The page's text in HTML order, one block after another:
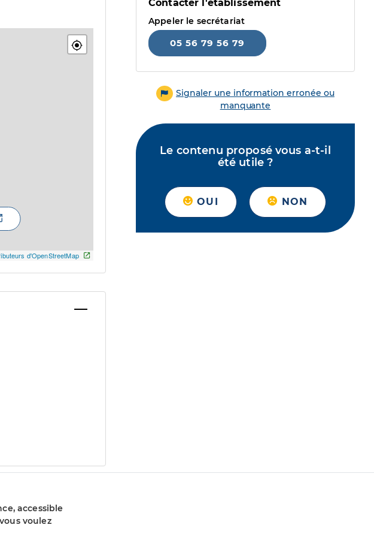
d'OpenStreetMap
Contacter l'établissement
Appeler le secrétariat
05 56 79 56 79
Signaler une information erronée ou
manquante
Le contenu proposé vous a-t-il
été utile ?
OUI NON
accessible
voulez